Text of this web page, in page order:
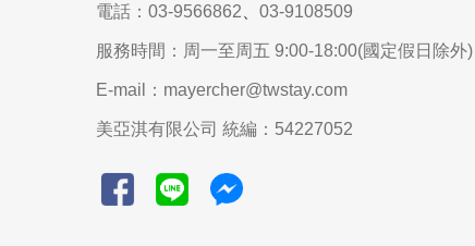
電話：03-9566862 03-9108509
服務時間：周一至周五 9:00-18:00(國定假日除外)
E-mail：mayercher@twstay.com
美亞淇有限公司 統編：54227052